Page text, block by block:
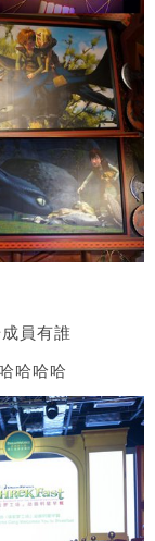
員有誰
哈哈哈